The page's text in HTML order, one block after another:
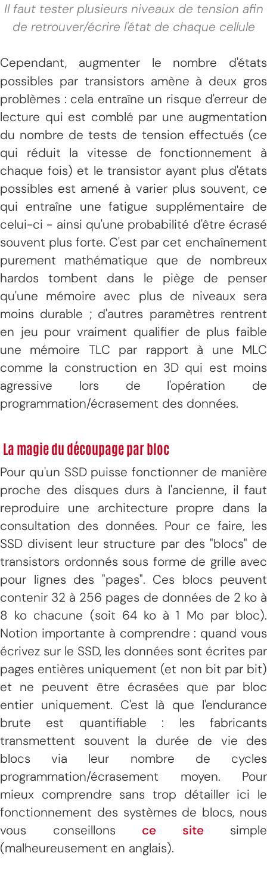
Il faut tester plusieurs niveaux de tension afin
de retrouver/écrire l'état de chaque cellule
Cependant, augmenter le nombre d'états
possibles par transistors amène à deux gros
problèmes : cela entraîne un risque d'erreur de
lecture qui est comblé par une augmentation
du nombre de tests de tension effectués (ce
qui réduit la vitesse de fonctionnement à
chaque fois) et le transistor ayant plus d'états
possibles est amené à varier plus souvent, ce
qui entraîne une fatigue supplémentaire de
celui-ci - ainsi qu'une probabilité d'être écrasé
souvent plus forte. C'est par cet enchaînement
purement mathématique que de nombreux
hardos tombent dans le piège de penser
qu'une mémoire avec plus de niveaux sera
moins durable ; d'autres paramètres rentrent
en jeu pour vraiment qualifier de plus faible
une mémoire TLC par rapport à une MLC
comme la construction en 3D qui est moins
agressive lors de l'opération de
programmation/écrasement des données.
La magie du découpage par bloc
Pour qu'un SSD puisse fonctionner de manière
proche des disques durs à l'ancienne, il faut
reproduire une architecture propre dans la
consultation des données. Pour ce faire, les
SSD divisent leur structure par des "blocs" de
transistors ordonnés sous forme de grille avec
pour lignes des "pages". Ces blocs peuvent
contenir 32 à 256 pages de données de 2 ko à
8 ko chacune (soit 64 ko à 1 Mo par bloc).
Notion importante à comprendre : quand vous
écrivez sur le SSD, les données sont écrites par
pages entières uniquement (et non bit par bit)
et ne peuvent être écrasées que par bloc
entier uniquement. C'est là que l'endurance
brute est quantifiable : les fabricants
transmettent souvent la durée de vie des
blocs via leur nombre de cycles
programmation/écrasement moyen. Pour
mieux comprendre sans trop détailler ici le
fonctionnement des systèmes de blocs, nous
vous conseillons ce sitesimple
(malheureusement en anglais).